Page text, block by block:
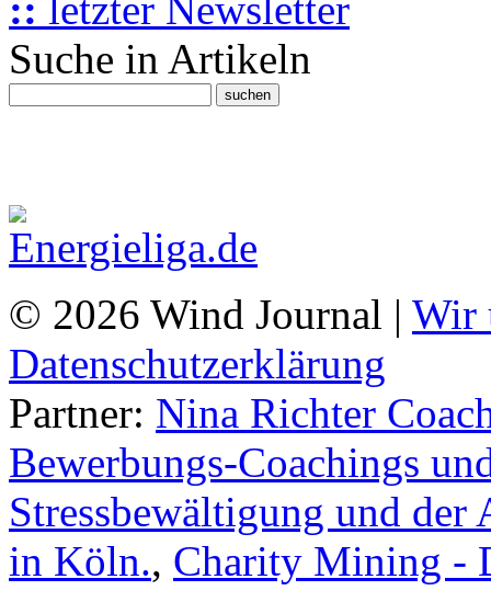
Suche in Artikeln
© 2026 Wind Journal | Wir
Datenschutzerklärung
Partner: Nina Richter
Bewerbungs-Coachings
Stressbewältigung und
in Köln., Charity Mining -